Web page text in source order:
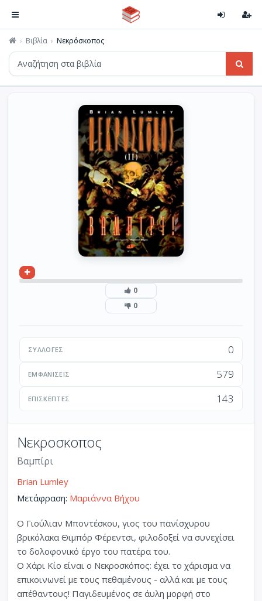
Βιβλία Νεκρόσκοπος
0
0
ΣΥΛΛΟΓΈΣ 0
ΕΜΦΑΝΊΣΕΙΣ 579
ΕΠΙΣΚΈΠΤΕΣ 143
Νεκροσκοπος
Βαμπίρι
Brian Lumley
Μετάφραση: Μαριάννα Βήχου
O Γιούλιαν Μποντέσκου, γιος του πανίσχυρου
βρικόλακα Θιμπόρ Φέρεντσι, φιλοδοξεί να συνεχίσει
το δολοφονικό έργο του πατέρα του.
Ο Χάρι Κίο είναι ο Νεκροσκόπος: έχει το χάρισμα να
επικοινωνεί με τους πεθαμένους - αλλά και με τους
απέθαντους! Παγιδευμένος σε άυλη μορφή στο